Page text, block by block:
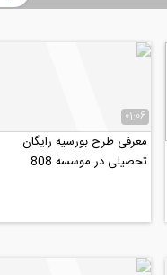
01:06
معرفی طرح بورسیه رایگان
تحصیلی در موسسه 808